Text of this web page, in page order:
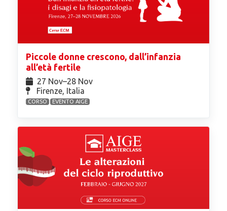
Piccole donne crescono, dall’infanzia
all’età fertile
27 Nov⁠–28 Nov
Firenze, Italia
CORSO EVENTO AIGE